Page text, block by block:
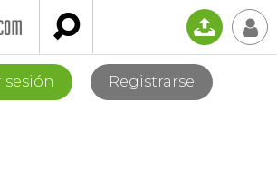
 📤 👤
sesión Registrarse